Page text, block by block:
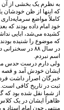
به نظرم یک بخشی از آن
که اینها از ظن خودشان
کاملاً مواضع
خود امام داده بودند که
کشیده می‌شد، ابایی
که موضوع را شنیده
در سال ۸۸ در سخنرانی در یکی از دانشگاه‌ها بحث موسوی خوئینی‌ها را مطرح کرده بودید.
اسم نبردم.
ولی دارم درست حدس
ایشان خودش آمد و قصه
خبرگان اصرار داشت
ثبت در تاریخ کافی است.
از شما نقل شده بود که
ظاهراً ایشان در یک
منتهی چون امام استاد